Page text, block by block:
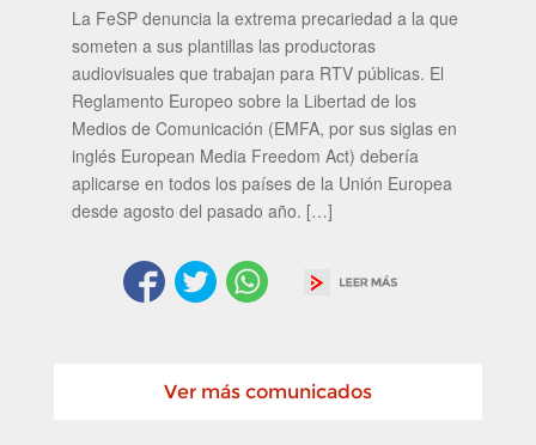
La FeSP denuncia la extrema precariedad a la que
someten a sus plantillas las productoras
audiovisuales que trabajan para RTV públicas. El
Reglamento Europeo sobre la Libertad de los
Medios de Comunicación (EMFA, por sus siglas en
inglés European Media Freedom Act) debería
aplicarse en todos los países de la Unión Europea
desde agosto del pasado año. […]
Ver más comunicados